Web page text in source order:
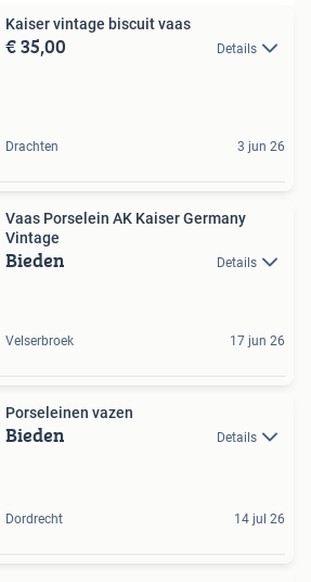
Kaiser vintage biscuit vaas
€ 35,00 Details
Drachten 3 jun 26
Vaas Porselein AK Kaiser Germany
Vintage
Bieden Details
Velserbroek 17 jun 26
Porseleinen vazen
Bieden Details
Dordrecht 14 jul 26